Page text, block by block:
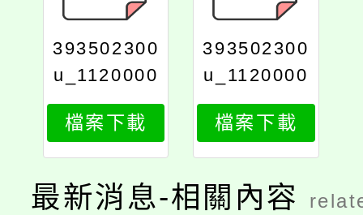
393502300
u_1120000
638_583_p
rint
檔案下載
393502300
u_1120000
638_5831
檔案下載
最新消息-相關內容